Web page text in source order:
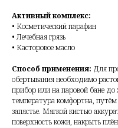
Активный комплекс:
• Косметический парафин
• Лечебная грязь
• Касторовое масло
Способ применения: Для
обертывания необходимо
прибор или на паровой бане до
температура комфортна, путём
запястье. Мягкой кистью
поверхность кожи, накрыть